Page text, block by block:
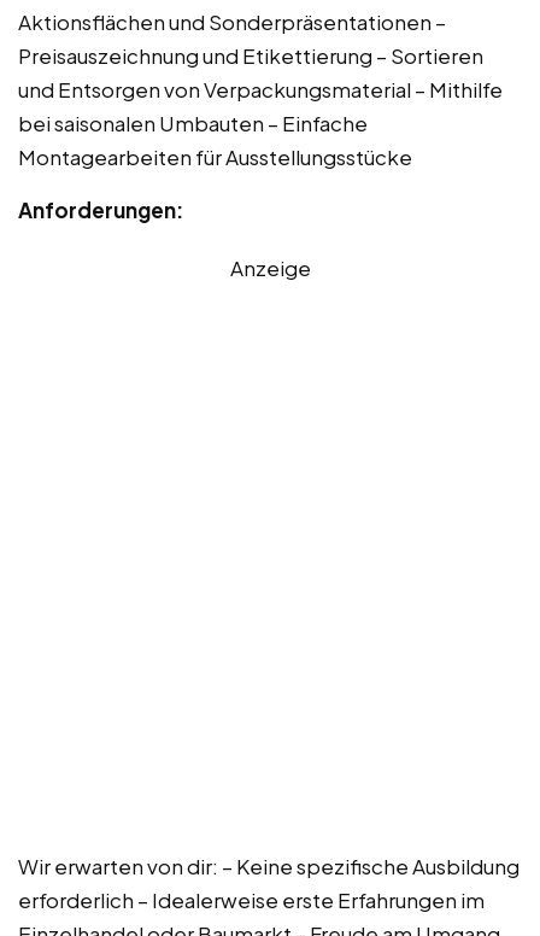
Aktionsflächen und Sonderpräsentationen –
Preisauszeichnung und Etikettierung – Sortieren
und Entsorgen von Verpackungsmaterial – Mithilfe
bei saisonalen Umbauten – Einfache
Montagearbeiten für Ausstellungsstücke
Anforderungen:
Anzeige
Wir erwarten von dir: – Keine spezifische Ausbildung
erforderlich – Idealerweise erste Erfahrungen im